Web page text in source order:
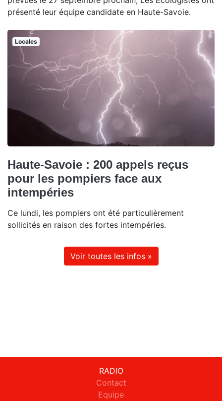
présenté leur équipe candidate en Haute-Savoie.
Locales
Haute-Savoie : 200 appels reçus
pour les pompiers face aux
intempéries
Ce lundi, les pompiers ont été particulièrement
sollicités en raison des fortes intempéries.
Voir toutes les infos »
RADIO
Contact
Equipe